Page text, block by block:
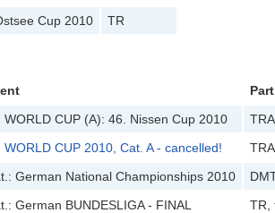
Cup 2010 TR
WORLD CUP (A): 46. Nissen Cup 2010
TRA
WORLD CUP 2010, Cat. A - cancelled!
German National Championships 2010
German BUNDESLIGA - FINAL
TR,